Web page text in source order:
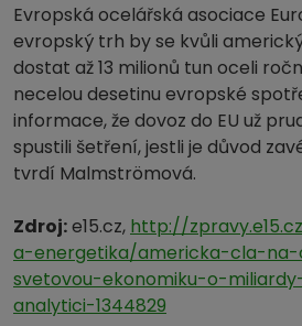
Evropská ocelářská asociace
evropský trh by se kvůli
dostat až 13 milionů tun oceli
necelou desetinu evropské
informace, že dovoz do EU už
spustili šetření, jestli je důvod
tvrdí Malmströmová.
Zdroj:e15.cz, http://
a-energetika/americka-cla-
svetovou-ekonomiku-o-
analytici-1344829